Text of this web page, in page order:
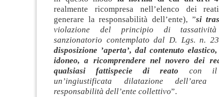
realmente ricompresa nell’elenco dei
generare la responsabilità dell’ente), ”si
violazione del principio di
sanzionatorio contemplato dal D. Lgs. n.
disposizione ’aperta’, dal contenuto
idoneo, a ricomprendere nel novero dei
qualsiasi fattispecie di reato
con il
un’ingiustificata dilatazione dell’area
responsabilità dell’ente collettivo”.